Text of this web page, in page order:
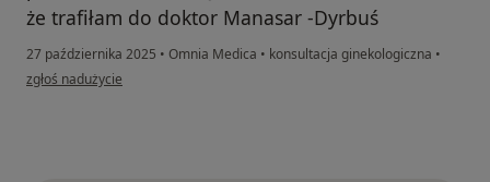
że trafiłam do doktor Manasar -Dyrbuś
27 października 2025 • Omnia Medica • konsultacja ginekologiczna •
w opinii użytkownika Sabina
zgłoś nadużycie